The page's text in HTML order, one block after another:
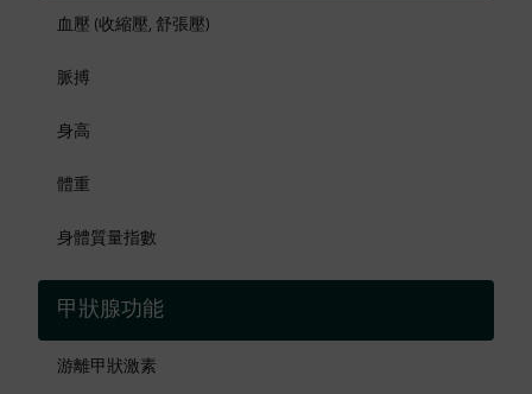
血壓 (收縮壓, 舒張壓)
脈搏
身高
體重
身體質量指數
甲狀腺功能
游離甲狀激素